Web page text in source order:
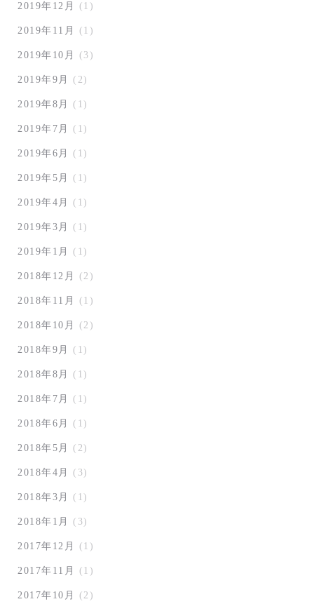
2019年12月 (1)
2019年11月 (1)
2019年10月 (3)
2019年9月 (2)
2019年8月 (1)
2019年7月 (1)
2019年6月 (1)
2019年5月 (1)
2019年4月 (1)
2019年3月 (1)
2019年1月 (1)
2018年12月 (2)
2018年11月 (1)
2018年10月 (2)
2018年9月 (1)
2018年8月 (1)
2018年7月 (1)
2018年6月 (1)
2018年5月 (2)
2018年4月 (3)
2018年3月 (1)
2018年1月 (3)
2017年12月 (1)
2017年11月 (1)
2017年10月 (2)